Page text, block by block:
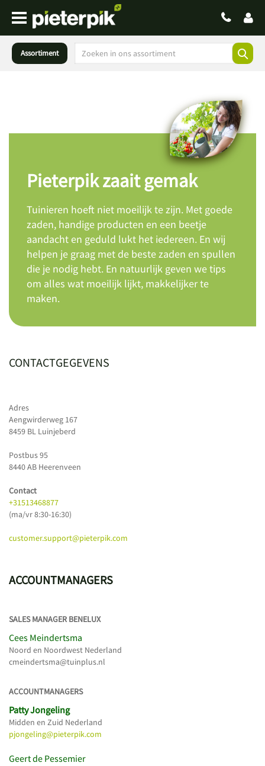
Assortiment
Pieterpik zaait gemak
Tuinieren hoeft niet moeilijk te zijn. Met goede
zaden, handige producten en een beetje
aandacht en geduld lukt het iedereen. En wij
helpen je graag met de beste zaden en spullen
die je nodig hebt. En natuurlijk geven we tips
om alles wat moeilijk lijkt, makkelijker te
maken.
CONTACTGEGEVENS
Adres
Aengwirderweg 167
8459 BL Luinjeberd
Postbus 95
8440 AB Heerenveen
Contact
+31513468877
(ma/vr 8:30-16:30)
customer.support@pieterpik.com
ACCOUNTMANAGERS
SALES MANAGER BENELUX
Cees Meindertsma
Noord en Noordwest Nederland
cmeindertsma@tuinplus.nl
ACCOUNTMANAGERS
Patty Jongeling
Midden en Zuid Nederland
pjongeling@pieterpik.com
Geert de Pessemier